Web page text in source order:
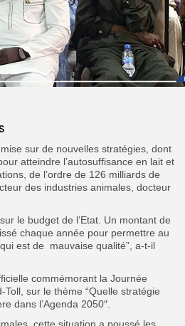
sur de nouvelles stratégies, dont
atteindre l’autosuffisance en lait et
de l’ordre de 126 milliards de
des industries animales, docteur
le budget de l’Etat. Un montant de
chaque année pour permettre au
est de mauvaise qualité”, a-t-il
commémorant la Journée
sur le thème “Quelle stratégie
dans l’Agenda 2050″.